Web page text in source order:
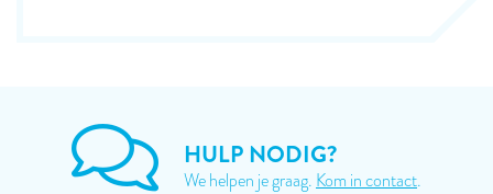
HULP NODIG?
We helpen je graag. Kom in contact.